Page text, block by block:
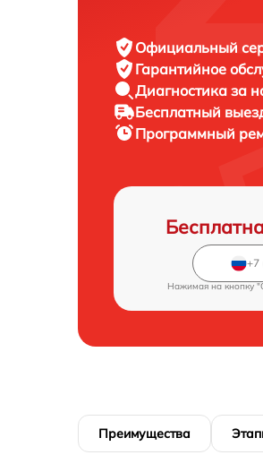
Официальный
Гарантийное
Диагностика за
Бесплатный
Программный
Нажимая на кнопку
Преимущества